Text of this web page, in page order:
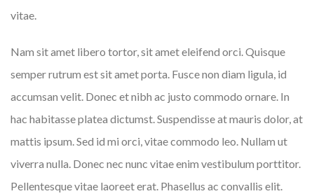
vitae.
Nam sit amet libero tortor, sit amet eleifend orci. Quisque
semper rutrum est sit amet porta. Fusce non diam ligula, id
accumsan velit. Donec et nibh ac justo commodo ornare. In
hac habitasse platea dictumst. Suspendisse at mauris dolor, at
mattis ipsum. Sed id mi orci, vitae commodo leo. Nullam ut
viverra nulla. Donec nec nunc vitae enim vestibulum porttitor.
Pellentesque vitae laoreet erat. Phasellus ac convallis elit.